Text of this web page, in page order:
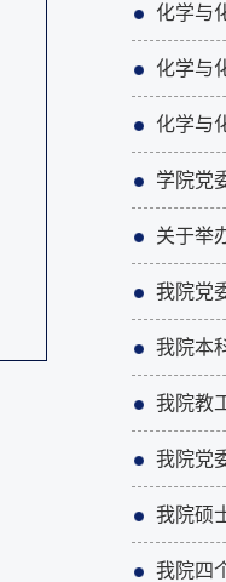
化学与
化学与
化学与
学院党
关于举
我院党
我院本
我院教
我院党
我院硕
我院四